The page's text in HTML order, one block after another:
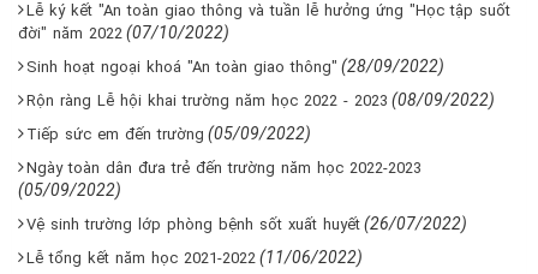
Lễ ký kết "An toàn giao thông và tuần lễ hưởng ứng "Học tập suốt
đời" năm 2022 (07/10/2022)
Sinh hoạt ngoại khoá "An toàn giao thông" (28/09/2022)
Rộn ràng Lễ hội khai trường năm học 2022 - 2023 (08/09/2022)
Tiếp sức em đến trường (05/09/2022)
Ngày toàn dân đưa trẻ đến trường năm học 2022-2023
(05/09/2022)
Vệ sinh trường lớp phòng bệnh sốt xuất huyết (26/07/2022)
Lễ tổng kết năm học 2021-2022 (11/06/2022)